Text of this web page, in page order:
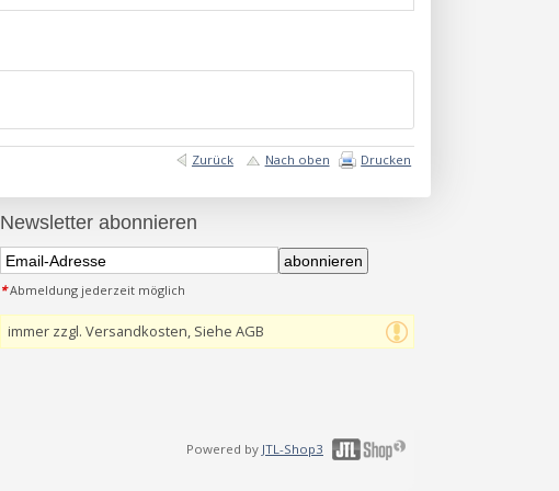
Zurück Nach oben Drucken
Newsletter abonnieren
abonnieren
*Abmeldung jederzeit möglich
immer zzgl. Versandkosten, Siehe AGB
Powered by JTL-Shop3